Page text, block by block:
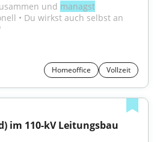
und managst
• Du wirkst auch selbst an
Homeoffice Vollzeit
im 110-kV Leitungsbau